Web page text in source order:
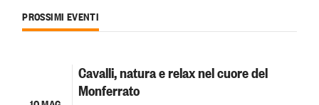
PROSSIMI EVENTI
Cavalli, natura e relax nel cuore del
Monferrato